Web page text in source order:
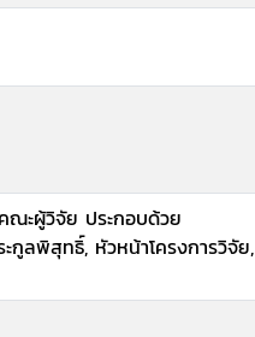
ณะผู้วิจัย ประกอบด้วย
กูลพิสุทธิ์, หัวหน้าโครงการวิจัย,